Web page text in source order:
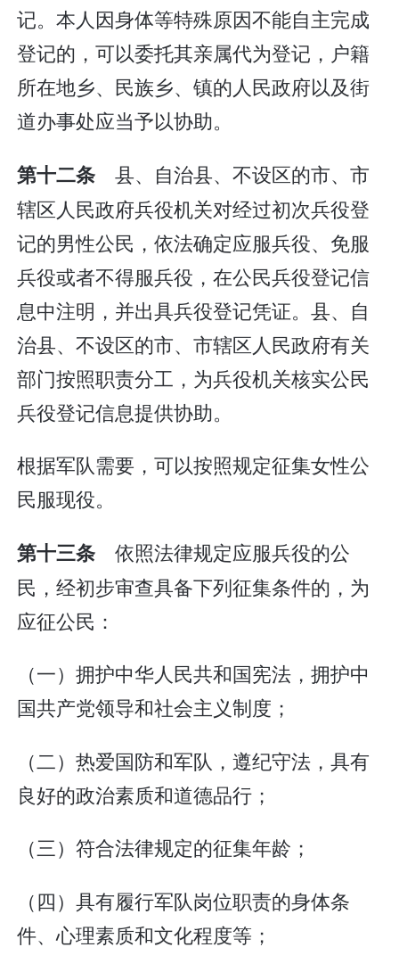
记。本人因身体等特殊原因不能自主完成
登记的，可以委托其亲属代为登记，户籍
所在地乡、民族乡、镇的人民政府以及街
道办事处应当予以协助。
第十二条 县、自治县、不设区的市、市
辖区人民政府兵役机关对经过初次兵役登
记的男性公民，依法确定应服兵役、免服
兵役或者不得服兵役，在公民兵役登记信
息中注明，并出具兵役登记凭证。县、自
治县、不设区的市、市辖区人民政府有关
部门按照职责分工，为兵役机关核实公民
兵役登记信息提供协助。
根据军队需要，可以按照规定征集女性公
民服现役。
第十三条 依照法律规定应服兵役的公
民，经初步审查具备下列征集条件的，为
应征公民：
（一）拥护中华人民共和国宪法，拥护中
国共产党领导和社会主义制度；
（二）热爱国防和军队，遵纪守法，具有
良好的政治素质和道德品行；
（三）符合法律规定的征集年龄；
（四）具有履行军队岗位职责的身体条
件、心理素质和文化程度等；